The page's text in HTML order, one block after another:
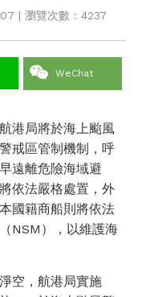
| 瀏覽次數：4237
WeChat
港局將於海上颱風
戒區管制機制，呼
遠離危險海域避
依法嚴格處置，外
國籍商船則將依法
NSM），以維護海
空，航港局實施